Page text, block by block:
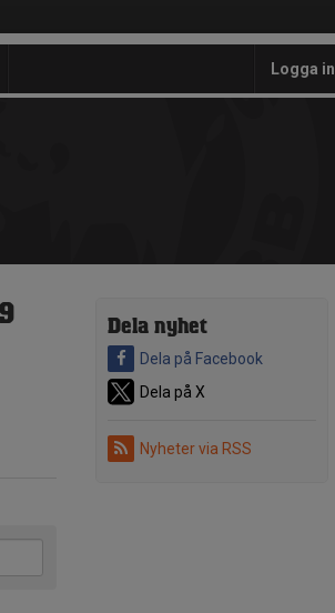
Logga in
Dela nyhet
Dela på Facebook
Dela på X
Nyheter via RSS